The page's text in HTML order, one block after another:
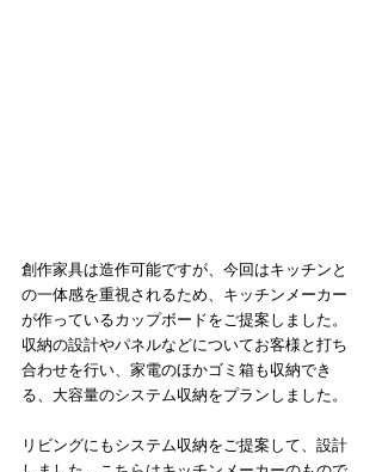
創作家具は造作可能ですが、今回はキッチンと
の一体感を重視されるため、キッチンメーカー
が作っているカップボードをご提案しました。
収納の設計やパネルなどについてお客様と打ち
合わせを行い、家電のほかゴミ箱も収納でき
る、大容量のシステム収納をプランしました。
リビングにもシステム収納をご提案して、設計